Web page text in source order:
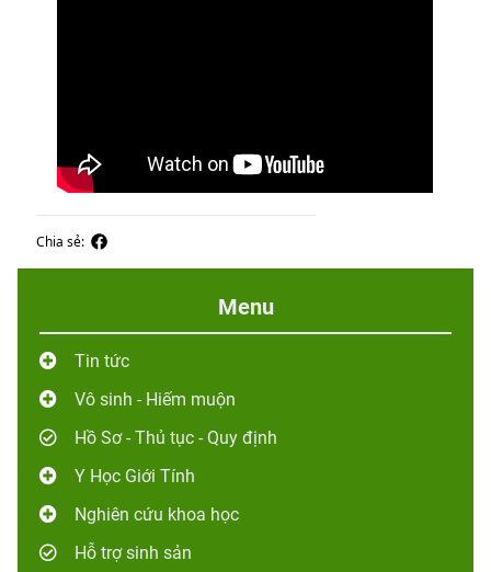
Chia sẻ:
Menu
Tin tức
Vô sinh - Hiếm muộn
Hồ Sơ - Thủ tục - Quy định
Y Học Giới Tính
Nghiên cứu khoa học
Hỗ trợ sinh sản